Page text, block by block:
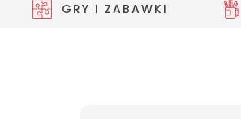
GRY I ZABAWKI